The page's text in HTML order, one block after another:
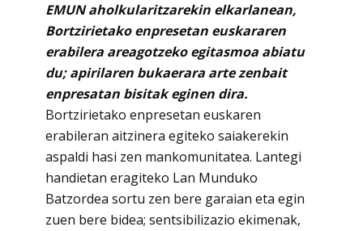
EMUN aholkularitzarekin elkarlanean,
Bortzirietako enpresetan euskararen
erabilera areagotzeko egitasmoa abiatu
du; apirilaren bukaerara arte zenbait
enpresatan bisitak eginen dira.
Bortzirietako enpresetan euskaren
erabileran aitzinera egiteko saiakerekin
aspaldi hasi zen mankomunitatea. Lantegi
handietan eragiteko Lan Munduko
Batzordea sortu zen bere garaian eta egin
zuen bere bidea; sentsibilizazio ekimenak,